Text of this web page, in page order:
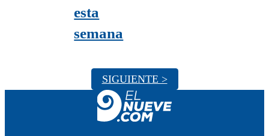
esta
semana
SIGUIENTE >